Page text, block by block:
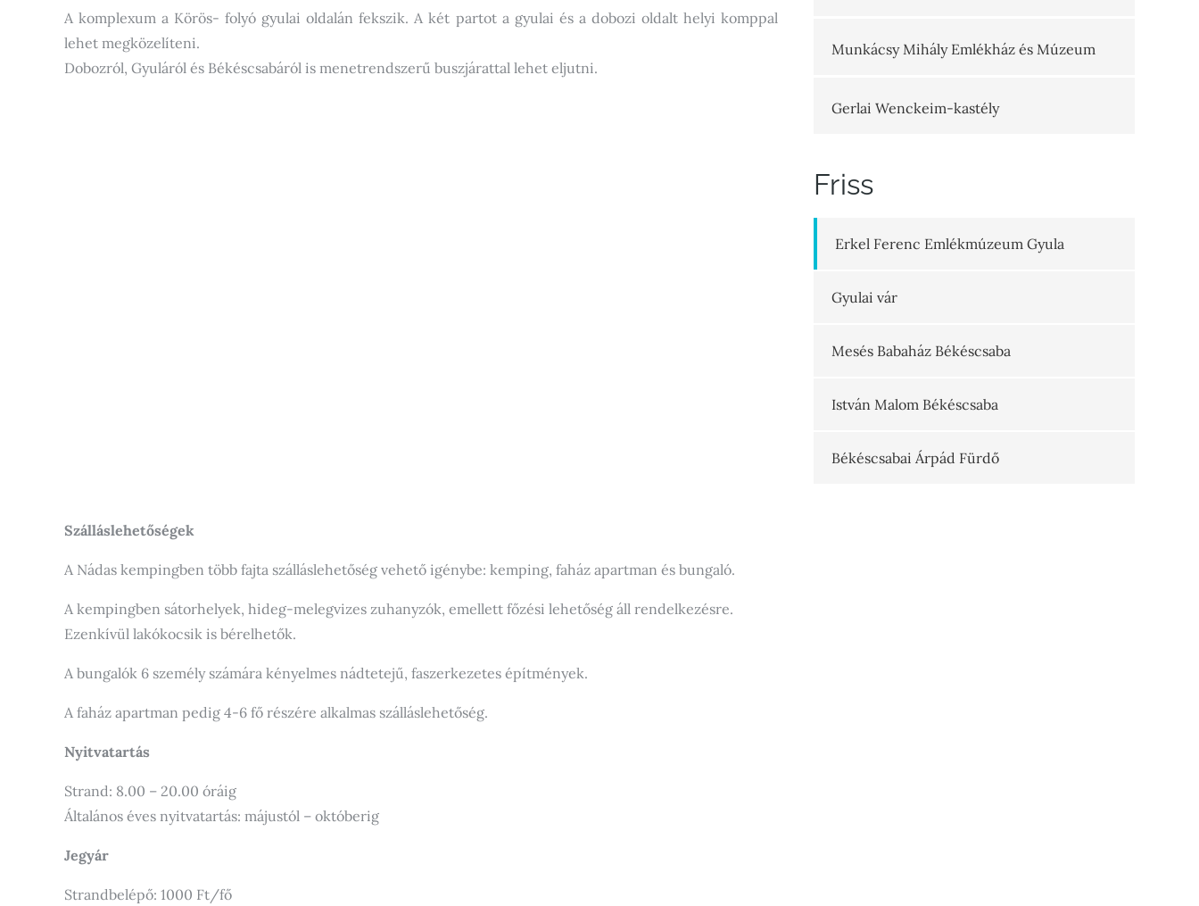
A komplexum a Körös- folyó gyulai oldalán fekszik. A két partot a gyulai és a dobozi oldalt helyi komppal
lehet megközelíteni.
Dobozról, Gyuláról és Békéscsabáról is menetrendszerű buszjárattal lehet eljutni.
Szálláslehetőségek
A Nádas kempingben több fajta szálláslehetőség vehető igénybe: kemping, faház apartman és bungaló.
A kempingben sátorhelyek, hideg-melegvizes zuhanyzók, emellett főzési lehetőség áll rendelkezésre.
Ezenkívül lakókocsik is bérelhetők.
A bungalók 6 személy számára kényelmes nádtetejű, faszerkezetes építmények.
A faház apartman pedig 4-6 fő részére alkalmas szálláslehetőség.
Nyitvatartás
Strand: 8.00 – 20.00 óráig
Általános éves nyitvatartás: májustól – októberig
Jegyár
Strandbelépő: 1000 Ft/fő
Munkácsy Mihály Emlékház és Múzeum
Gerlai Wenckeim-kastély
Friss
Erkel Ferenc Emlékmúzeum Gyula
Gyulai vár
Mesés Babaház Békéscsaba
István Malom Békéscsaba
Békéscsabai Árpád Fürdő